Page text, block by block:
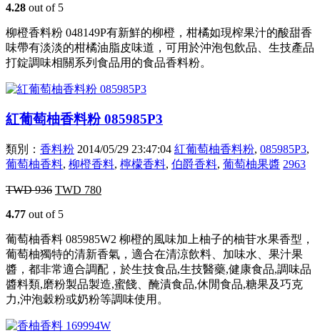
4.28 out of 5
柳橙香料粉 048149P有新鮮的柳橙，柑橘如現榨果汁的酸甜香
味帶有淡淡的柑橘油脂皮味道，可用於沖泡包飲品、生技產品
打錠調味相關系列食品用的食品香料粉。
紅葡萄柚香料粉 085985P3
類別： 香料粉 2014/05/29 23:47:04 紅葡萄柚香料粉, 085985P3,
葡萄柚香料, 柳橙香料, 檸檬香料, 伯爵香料, 葡萄柚果醬 2963
TWD936 TWD 780
4.77 out of 5
葡萄柚香料 085985W2 柳橙的風味加上柚子的柚苷水果香型，
葡萄柚獨特的清新香氣，適合在清涼飲料、加味水、果汁果
醬，都非常適合調配，於生技食品,生技醫藥,健康食品,調味品
醬料類,磨粉製品製造,蜜餞、醃漬食品,休閒食品,糖果及巧克
力,沖泡穀粉或奶粉等調味使用。